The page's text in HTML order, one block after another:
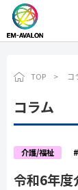
TOP コ
コラム
介護/福祉
令和6年度